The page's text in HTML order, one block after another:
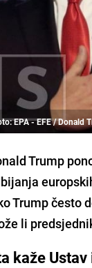
EPA - EFE / Donald
Trump
Trump često
li
kaže